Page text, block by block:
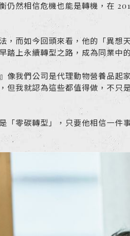
然相信危機也能是轉機，在
而如今回頭來看，他的「異
踏上永續轉型之路，成為同業中
像我們公司是代理動物營養品
我就認為這些都值得做，不
零碳轉型」，只要他相信一